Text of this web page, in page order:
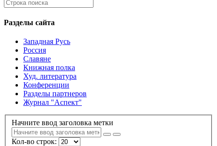
Разделы сайта
Западная Русь
Россия
Славяне
Книжная полка
Худ. литература
Конференции
Разделы партнеров
Журнал "Аспект"
Начните ввод заголовка метки
Кол-во строк: